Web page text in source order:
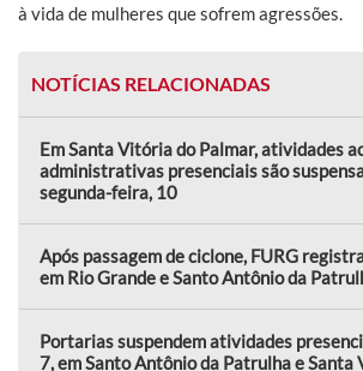
à vida de mulheres que sofrem agressões.
NOTÍCIAS RELACIONADAS
Em Santa Vitória do Palmar, atividades
administrativas presenciais são
segunda-feira, 10
Após passagem de ciclone, FURG
em Rio Grande e Santo Antônio da
Portarias suspendem atividades
7, em Santo Antônio da Patrulha e